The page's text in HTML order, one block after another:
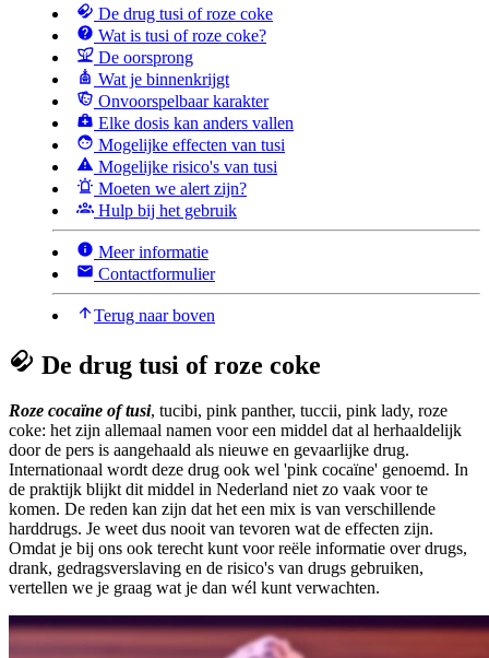
De drug tusi of roze coke
Wat is tusi of roze coke?
De oorsprong
Wat je binnenkrijgt
Onvoorspelbaar karakter
Elke dosis kan anders vallen
Mogelijke effecten van tusi
Mogelijke risico's van tusi
Moeten we alert zijn?
Hulp bij het gebruik
Meer informatie
Contactformulier
Terug naar boven
De drug tusi of roze coke
Roze cocaïne of tusi, tucibi, pink panther, tuccii, pink lady, roze
coke: het zijn allemaal namen voor een middel dat al herhaaldelijk
door de pers is aangehaald als nieuwe en gevaarlijke drug.
Internationaal wordt deze drug ook wel 'pink cocaïne' genoemd. In
de praktijk blijkt dit middel in Nederland niet zo vaak voor te
komen. De reden kan zijn dat het een mix is van verschillende
harddrugs. Je weet dus nooit van tevoren wat de effecten zijn.
Omdat je bij ons ook terecht kunt voor reële informatie over drugs,
drank, gedragsverslaving en de risico's van drugs gebruiken,
vertellen we je graag wat je dan wél kunt verwachten.